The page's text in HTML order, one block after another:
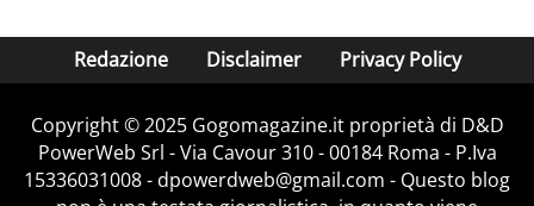
Redazione Disclaimer Privacy Policy
Copyright © 2025 Gogomagazine.it proprietà di D&D
PowerWeb Srl - Via Cavour 310 - 00184 Roma - P.Iva
15336031008 - dpowerdweb@gmail.com - Questo blog